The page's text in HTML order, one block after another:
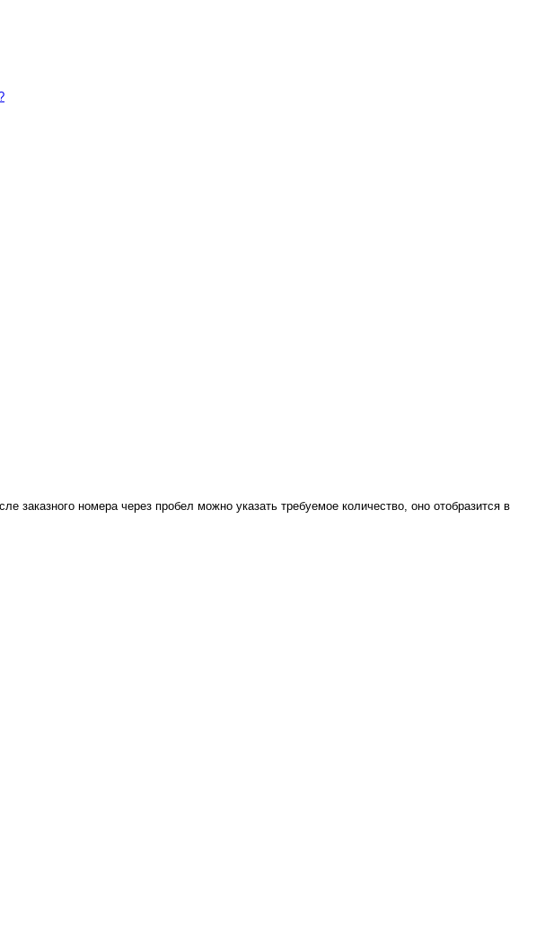
заказного номера через пробел можно указать требуемое количество, оно отобразится в